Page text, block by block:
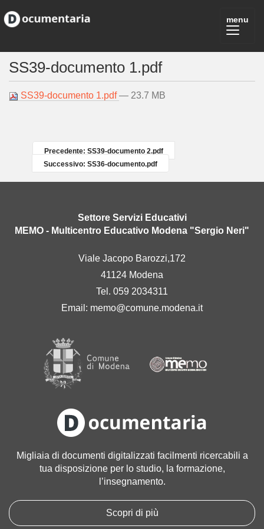
SS39-documento 1.pdf
SS39-documento 1.pdf— 23.7 MB
Precedente: SS39-documento 2.pdf
Successivo: SS36-documento.pdf
Settore Servizi Educativi
MEMO - Multicentro Educativo Modena "Sergio Neri"
Viale Jacopo Barozzi,172
41124 Modena
Tel. 059 2034311
Email: memo@comune.modena.it
Migliaia di documenti digitalizzati facilmenti ricercabili a
tua disposizione per lo studio, la formazione,
l’insegnamento.
Scopri di più